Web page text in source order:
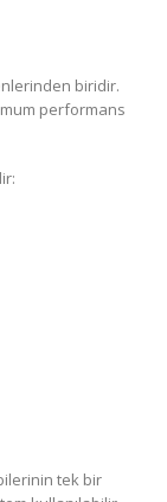
biridir.
performans
tek bir